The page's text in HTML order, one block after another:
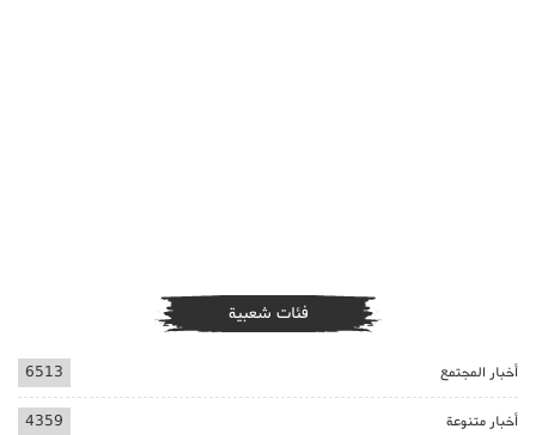
فئات شعبية
أخبار المجتمع 6513
أخبار متنوعة 4359